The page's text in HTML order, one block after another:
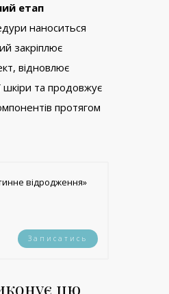
етап
наноситься
закріплює
відновлює
шкіри та продовжує
протягом
відродження»
Записатись
цю